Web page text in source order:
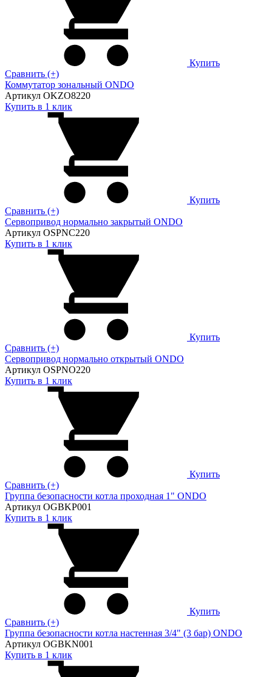
Купить
Сравнить (+)
Коммутатор зональный ONDO
Артикул OKZO8220
Купить в 1 клик
Купить
Сравнить (+)
Сервопривод нормально закрытый ONDO
Артикул OSPNC220
Купить в 1 клик
Купить
Сравнить (+)
Сервопривод нормально открытый ONDO
Артикул OSPNO220
Купить в 1 клик
Купить
Сравнить (+)
Группа безопасности котла проходная 1" ONDO
Артикул OGBKP001
Купить в 1 клик
Купить
Сравнить (+)
Группа безопасности котла настенная 3/4" (3 бар) ONDO
Артикул OGBKN001
Купить в 1 клик